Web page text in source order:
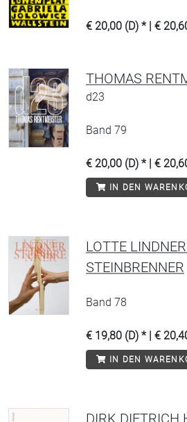
€ 20,00 (D) * | €
THOMAS
d23
Band 79
€ 20,00 (D) * | €
IN DEN
LOTTE
STEINBRENNER
Band 78
€ 19,80 (D) * | €
IN DEN
DIRK DIETRICH